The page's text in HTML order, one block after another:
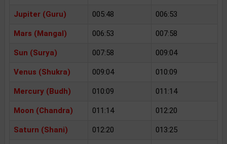
Jupiter (Guru) 005:48 006:53
Mars (Mangal) 006:53 007:58
Sun (Surya) 007:58 009:04
Venus (Shukra) 009:04 010:09
Mercury (Budh) 010:09 011:14
Moon (Chandra) 011:14 012:20
Saturn (Shani) 012:20 013:25